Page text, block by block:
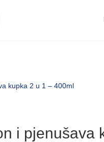
kupkа 2 u 1 – 400ml
i pjenušаvа